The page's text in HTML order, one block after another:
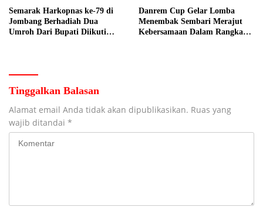
Semarak Harkopnas ke-79 di
Jombang Berhadiah Dua
Umroh Dari Bupati Diikuti
Danrem Cup Gelar Lomba
Menembak Sembari Merajut
Kebersamaan Dalam Rangka
Tinggalkan Balasan
Alamat email Anda tidak akan dipublikasikan. Ruas yang
wajib ditandai *